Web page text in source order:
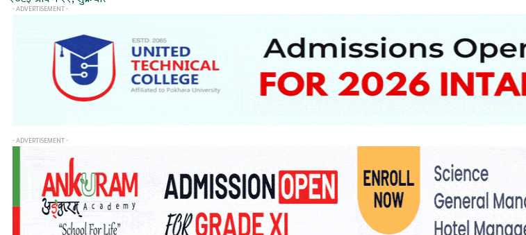
- ADVERTISEMENT -
- ADVERTISEMENT -